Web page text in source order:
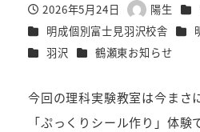
投稿日
2026年5月24日
著
者
陽生 カ
カテゴリー
明成個別富士見羽沢校舎 カ
カテゴリー
羽沢 カテゴリー
鶴瀬東お知らせ
今回の理科実験教室は今まさ
「ぷっくりシール作り」体験